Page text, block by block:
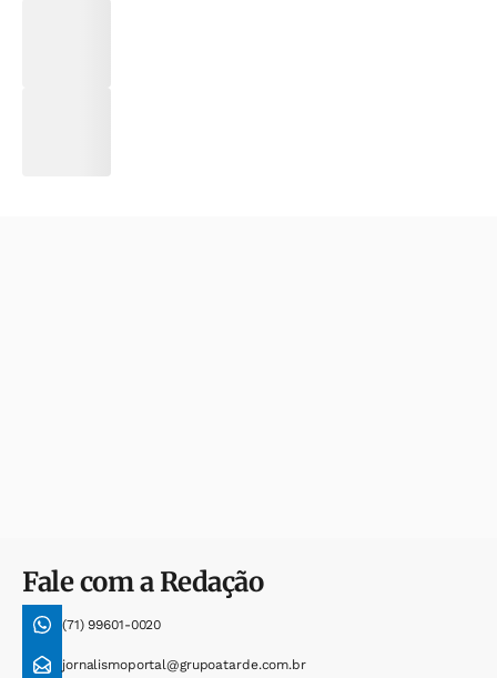
Fale com a Redação
(71) 99601-0020
jornalismoportal@grupoatarde.com.br